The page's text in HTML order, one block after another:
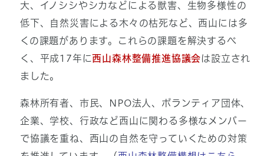
大、イノシシやシカなどによる獣害、生物多様性の
低下、自然災害による木々の枯死など、西山には多
くの課題があります。これらの課題を解決するべ
く、平成17年に西山森林整備推進協議会は設立され
ました。
森林所有者、市民、NPO法人、ボランティア団体、
企業、学校、行政など西山に関わる多様なメンバー
で協議を重ね、西山の自然を守っていくための対策